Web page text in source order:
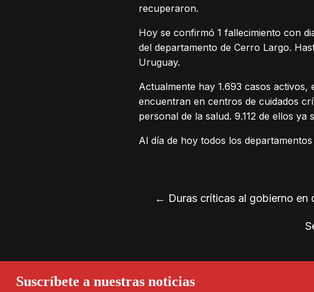
recuperaron.
Hoy se confirmó 1 fallecimiento con
del departamento de Cerro Largo.
Uruguay.
Actualmente hay 1.693 casos activos,
encuentran en centros de cuidados
personal de la salud. 9.112 de ellos
Al día de hoy todos los
← Duras críticas al gobierno
Suscríbete a nuestras noticias